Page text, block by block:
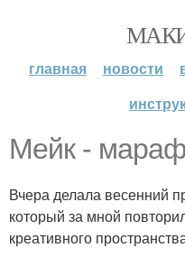
главная новости
Мейк -
Вчера делала весенний
который за мной
креативного